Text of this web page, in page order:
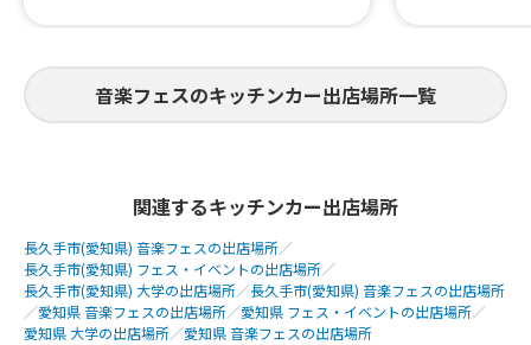
音楽フェスのキッチンカー出店場所一覧
関連するキッチンカー出店場所
長久手市(愛知県) 音楽フェスの出店場所／
長久手市(愛知県) フェス・イベントの出店場所／
長久手市(愛知県) 大学の出店場所／長久手市(愛知県) 音楽フェスの出店場所
／愛知県 音楽フェスの出店場所／愛知県 フェス・イベントの出店場所／
愛知県 大学の出店場所／愛知県 音楽フェスの出店場所